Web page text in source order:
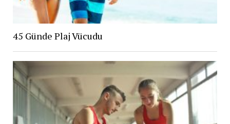
45 Günde Plaj Vücudu